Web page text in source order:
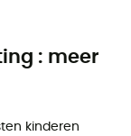
: meer
kinderen